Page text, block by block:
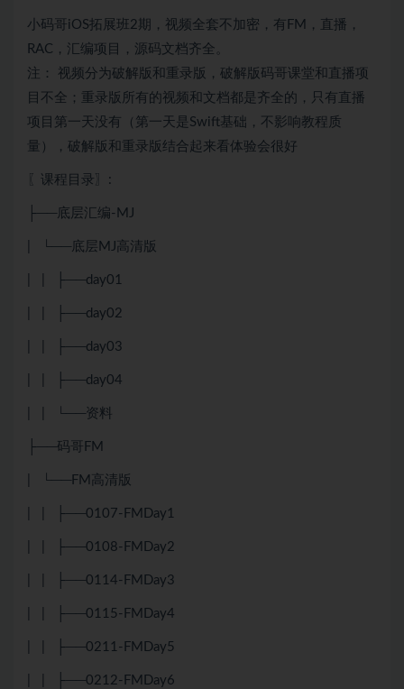
小码哥iOS拓展班2期，视频全套不加密，有FM，直播，
RAC，汇编项目，源码文档齐全。
注： 视频分为破解版和重录版，破解版码哥课堂和直播项
目不全；重录版所有的视频和文档都是齐全的，只有直播
项目第一天没有（第一天是Swift基础，不影响教程质
量），破解版和重录版结合起来看体验会很好
〖课程目录〗:
├──底层汇编-MJ
| └──底层MJ高清版
| | ├──day01
| | ├──day02
| | ├──day03
| | ├──day04
| | └──资料
├──码哥FM
| └──FM高清版
| | ├──0107-FMDay1
| | ├──0108-FMDay2
| | ├──0114-FMDay3
| | ├──0115-FMDay4
| | ├──0211-FMDay5
| | ├──0212-FMDay6